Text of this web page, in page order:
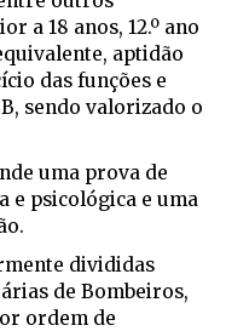
a 18 anos, 12.º ano
aptidão
das funções e
sendo valorizado o
uma prova de
e psicológica e uma
divididas
de Bombeiros,
ordem de